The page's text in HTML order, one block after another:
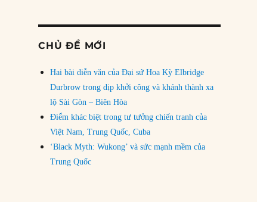
CHỦ ĐỀ MỚI
Hai bài diễn văn của Đại sứ Hoa Kỳ Elbridge
Durbrow trong dịp khởi công và khánh thành xa
lộ Sài Gòn – Biên Hòa
Điểm khác biệt trong tư tưởng chiến tranh của
Việt Nam, Trung Quốc, Cuba
‘Black Myth: Wukong’ và sức mạnh mềm của
Trung Quốc